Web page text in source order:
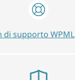
di supporto WPML